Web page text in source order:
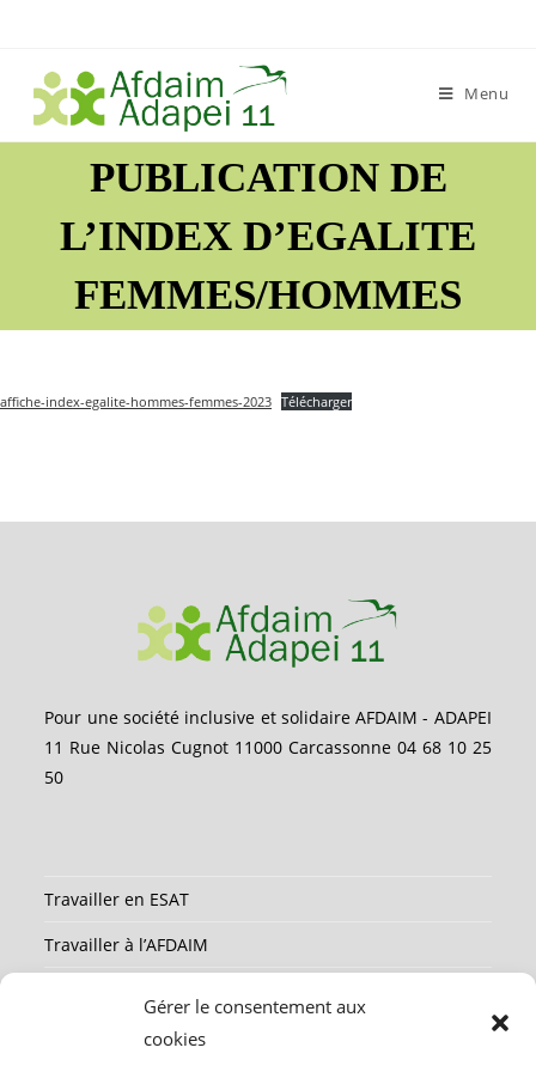
Gérer le consentement aux
cookies
content
Menu
PUBLICATION DE
L’INDEX D’EGALITE
FEMMES/HOMMES
affiche-index-egalite-hommes-femmes-2023 Télécharger
Pour une société inclusive et solidaire AFDAIM - ADAPEI
11 Rue Nicolas Cugnot 11000 Carcassonne 04 68 10 25
50
Travailler en ESAT
Travailler à l’AFDAIM